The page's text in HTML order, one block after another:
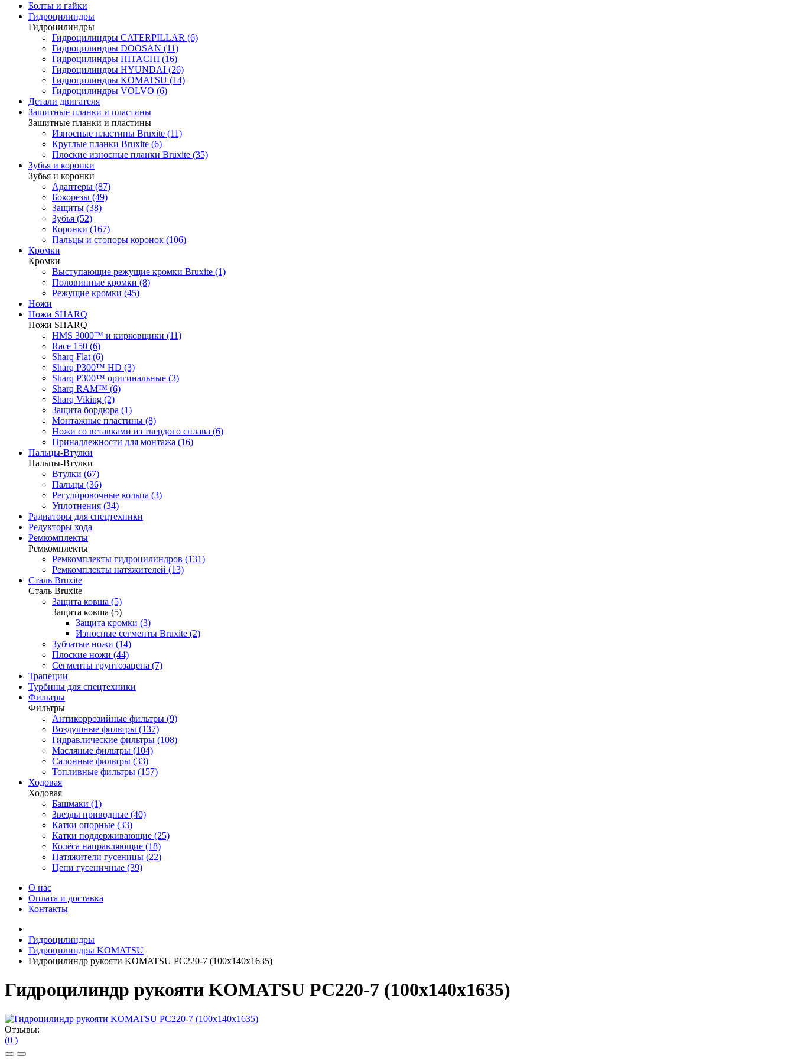
Болты и гайки
Гидроцилиндры
Гидроцилиндры
Гидроцилиндры CATERPILLAR (6)
Гидроцилиндры DOOSAN (11)
Гидроцилиндры HITACHI (16)
Гидроцилиндры HYUNDAI (26)
Гидроцилиндры KOMATSU (14)
Гидроцилиндры VOLVO (6)
Детали двигателя
Защитные планки и пластины
Защитные планки и пластины
Износные пластины Bruxite (11)
Круглые планки Bruxite (6)
Плоские износные планки Bruxite (35)
Зубья и коронки
Зубья и коронки
Адаптеры (87)
Бокорезы (49)
Защиты (38)
Зубья (52)
Коронки (167)
Пальцы и стопоры коронок (106)
Кромки
Кромки
Выступающие режущие кромки Bruxite (1)
Половинные кромки (8)
Режущие кромки (45)
Ножи
Ножи SHARQ
Ножи SHARQ
HMS 3000™ и кирковщики (11)
Race 150 (6)
Sharq Flat (6)
Sharq P300™ HD (3)
Sharq P300™ оригинальные (3)
Sharq RAM™ (6)
Sharq Viking (2)
Защита бордюра (1)
Монтажные пластины (8)
Ножи со вставками из твердого сплава (6)
Принадлежности для монтажа (16)
Пальцы-Втулки
Пальцы-Втулки
Втулки (67)
Пальцы (36)
Регулировочные кольца (3)
Уплотнения (34)
Радиаторы для спецтехники
Редукторы хода
Ремкомплекты
Ремкомплекты
Ремкомплекты гидроцилиндров (131)
Ремкомплекты натяжителей (13)
Сталь Bruxite
Сталь Bruxite
Защита ковша (5)
Защита ковша (5)
Защита кромки (3)
Износные сегменты Bruxite (2)
Зубчатые ножи (14)
Плоские ножи (44)
Сегменты грунтозацепа (7)
Трапеции
Турбины для спецтехники
Фильтры
Фильтры
Антикоррозийные фильтры (9)
Воздушные фильтры (137)
Гидравлические фильтры (108)
Масляные фильтры (104)
Салонные фильтры (33)
Топливные фильтры (157)
Ходовая
Ходовая
Башмаки (1)
Звезды приводные (40)
Катки опорные (33)
Катки поддерживающие (25)
Колёса направляющие (18)
Натяжители гусеницы (22)
Цепи гусеничные (39)
О нас
Оплата и доставка
Контакты
Гидроцилиндры
Гидроцилиндры KOMATSU
Гидроцилиндр рукояти KOMATSU PC220-7 (100x140x1635)
Гидроцилиндр рукояти KOMATSU PC220-7 (100x140x1635)
Отзывы:
(0 )